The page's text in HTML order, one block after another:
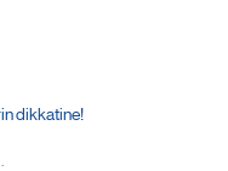
dikkatine!